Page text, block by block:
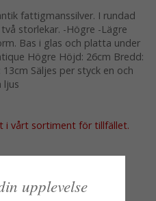
fattigmanssilver. I rundad
storlekar. -Högre -Lägre
Bas i glas och platta under
Högre Höjd: 26cm Bredd:
Säljes per styck en och
ljus
i vårt sortiment för tillfället.
upplevelse